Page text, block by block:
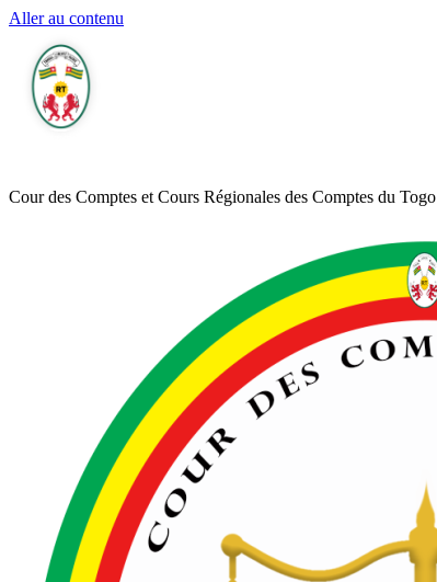
Aller au contenu
Cour des Comptes et Cours Régionales des Comptes du Togo